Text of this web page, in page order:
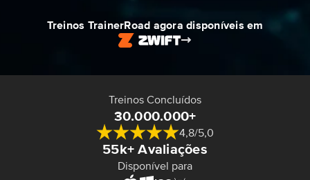
Treinos TrainerRoad agora disponíveis em
Treinos Concluídos
30.000.000+
4,8/5,0
55k+ Avaliações
Disponível para